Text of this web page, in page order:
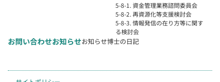
5-8-1. 資金管理業務諮問委員会
5-8-2. 再資源化等支援検討会
5-8-3. 情報発信の在り方等に関す
る検討会
お問い合わせお知らせお知らせ博士の日記